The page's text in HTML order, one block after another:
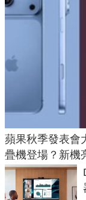
蘋果秋季發表會
疊機登場？新機